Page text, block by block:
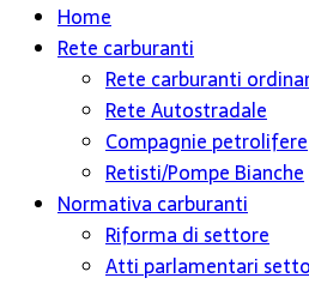
Home
Rete carburanti
Rete carburanti
Rete Autostradale
Compagnie petrolifere
Retisti/Pompe Bianche
Normativa carburanti
Riforma di settore
Atti parlamentari